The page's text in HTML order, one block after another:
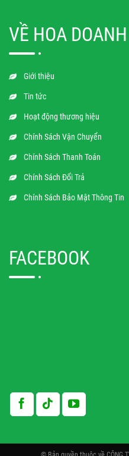
VỀ HOA DOANH
Giới thiệu
Tin tức
Hoạt động thương hiệu
Chính Sách Vận Chuyển
Chính Sách Thanh Toán
Chính Sách Đổi Trả
Chính Sách Bảo Mật Thông Tin
FACEBOOK